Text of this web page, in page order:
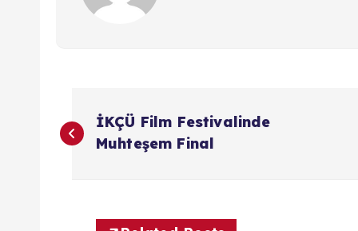
Y
a
İKÇÜ Film Festivalinde
Muhteşem Final